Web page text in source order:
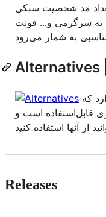
مَد شخصیت سبکی
به سرگرمی و... فونت
قابل‌استفاده است و
Releases